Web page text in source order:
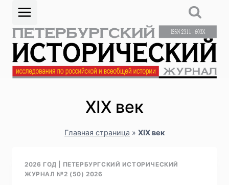
Перейти
содержимому
XIX век
Главная страница » XIX век
2026 ГОД
ПЕТЕРБУРГСКИЙ ИСТОРИЧЕСКИЙ
ЖУРНАЛ №2 (50) 2026